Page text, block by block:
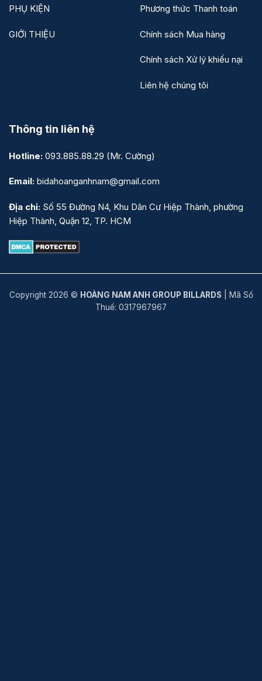
PHỤ KIỆN
GIỚI THIỆU
Phương thức Thanh toán
Chính sách Mua hàng
Chính sách Xử lý khiếu nại
Liên hệ chúng tôi
Thông tin liên hệ
Hotline: 093.885.88.29 (Mr. Cường)
Email: bidahoanganhnam@gmail.com
Địa chỉ: Số 55 Đường N4, Khu Dân Cư Hiệp Thành, phường
Hiệp Thành, Quận 12, TP. HCM
Copyright 2026 © HOÀNG NAM ANH GROUP BILLARDS | Mã Số
Thuế: 0317967967